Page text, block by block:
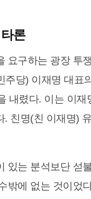
론
요구하는 광장 투
주당) 이재명 대표
내렸다. 이는 이재
친명(친 이재명)
있는 분석보단 섣
밖에 없는 것이었